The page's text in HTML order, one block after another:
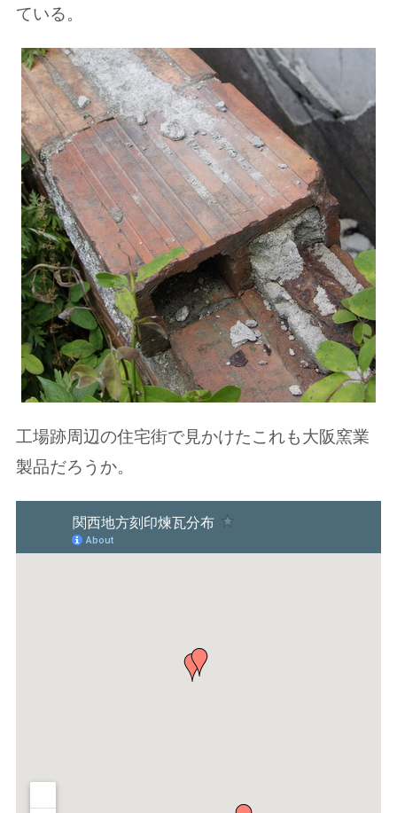
ている。
工場跡周辺の住宅街で見かけたこれも大阪窯業
製品だろうか。